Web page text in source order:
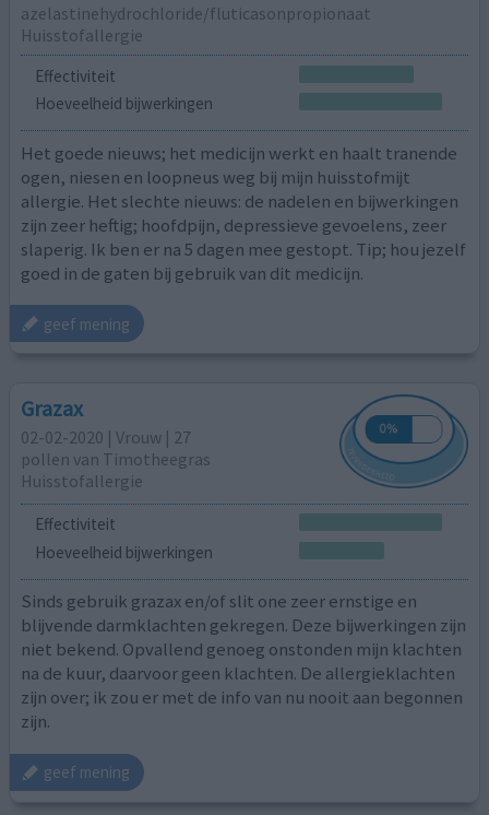
azelastinehydrochloride/fluticasonpropionaat
Huisstofallergie
Effectiviteit
Hoeveelheid bijwerkingen
Het goede nieuws; het medicijn werkt en haalt tranende
ogen, niesen en loopneus weg bij mijn huisstofmijt
allergie. Het slechte nieuws: de nadelen en bijwerkingen
zijn zeer heftig; hoofdpijn, depressieve gevoelens, zeer
slaperig. Ik ben er na 5 dagen mee gestopt. Tip; hou jezelf
goed in de gaten bij gebruik van dit medicijn.
geef mening
Grazax
02-02-2020 | Vrouw | 27
pollen van Timotheegras
Huisstofallergie
Effectiviteit
Hoeveelheid bijwerkingen
Sinds gebruik grazax en/of slit one zeer ernstige en
blijvende darmklachten gekregen. Deze bijwerkingen zijn
niet bekend. Opvallend genoeg onstonden mijn klachten
na de kuur, daarvoor geen klachten. De allergieklachten
zijn over; ik zou er met de info van nu nooit aan begonnen
zijn.
geef mening